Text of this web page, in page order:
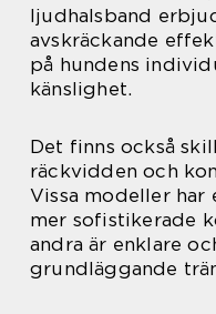
ljudhalsband
avskräckande
på hundens
känslighet.
Det finns också
räckvidden och
Vissa modeller har
mer sofistikerade
andra är enklare
grundläggande